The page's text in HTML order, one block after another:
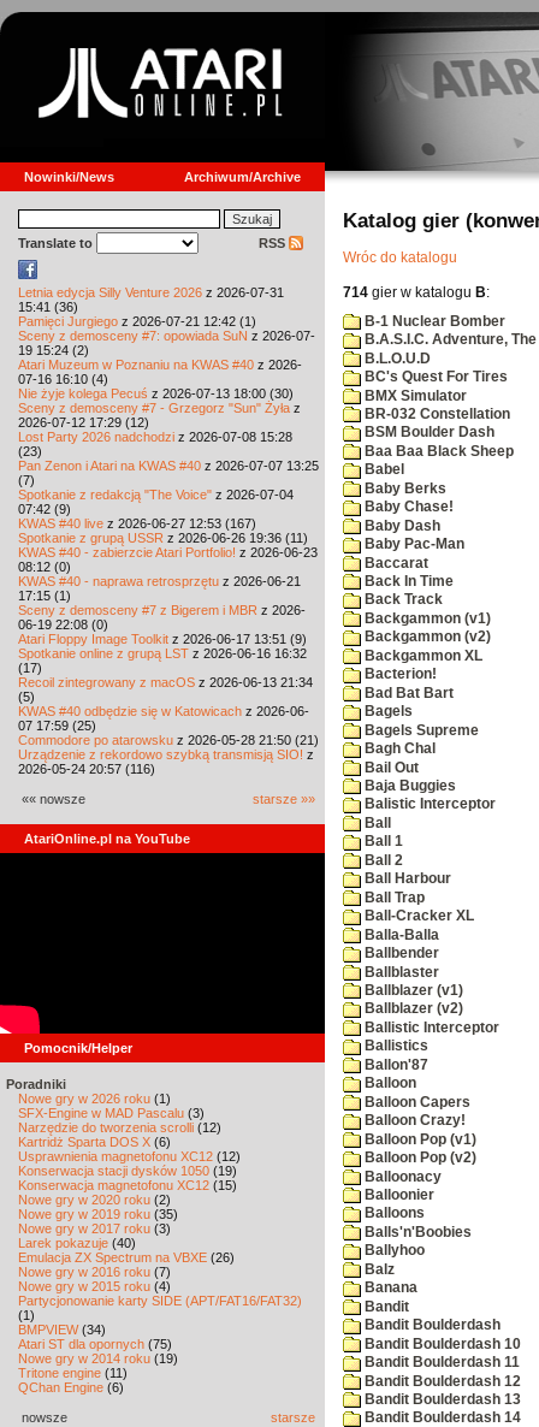
Nowinki/News Archiwum/Archive
Translate to RSS
Letnia edycja Silly Venture 2026 z 2026-07-31
15:41 (36)
Pamięci Jurgiego z 2026-07-21 12:42 (1)
Sceny z demosceny #7: opowiada SuN z 2026-07-
19 15:24 (2)
Atari Muzeum w Poznaniu na KWAS #40 z 2026-
07-16 16:10 (4)
Nie żyje kolega Pecuś z 2026-07-13 18:00 (30)
Sceny z demosceny #7 - Grzegorz "Sun" Żyła z
2026-07-12 17:29 (12)
Lost Party 2026 nadchodzi z 2026-07-08 15:28
(23)
Pan Zenon i Atari na KWAS #40 z 2026-07-07 13:25
(7)
Spotkanie z redakcją "The Voice" z 2026-07-04
07:42 (9)
KWAS #40 live z 2026-06-27 12:53 (167)
Spotkanie z grupą USSR z 2026-06-26 19:36 (11)
KWAS #40 - zabierzcie Atari Portfolio! z 2026-06-23
08:12 (0)
KWAS #40 - naprawa retrosprzętu z 2026-06-21
17:15 (1)
Sceny z demosceny #7 z Bigerem i MBR z 2026-
06-19 22:08 (0)
Atari Floppy Image Toolkit z 2026-06-17 13:51 (9)
Spotkanie online z grupą LST z 2026-06-16 16:32
(17)
Recoil zintegrowany z macOS z 2026-06-13 21:34
(5)
KWAS #40 odbędzie się w Katowicach z 2026-06-
07 17:59 (25)
Commodore po atarowsku z 2026-05-28 21:50 (21)
Urządzenie z rekordowo szybką transmisją SIO! z
2026-05-24 20:57 (116)
«« nowsze starsze »»
AtariOnline.pl na YouTube
Pomocnik/Helper
Poradniki
Nowe gry w 2026 roku (1)
SFX-Engine w MAD Pascalu (3)
Narzędzie do tworzenia scrolli (12)
Kartridż Sparta DOS X (6)
Usprawnienia magnetofonu XC12 (12)
Konserwacja stacji dysków 1050 (19)
Konserwacja magnetofonu XC12 (15)
Nowe gry w 2020 roku (2)
Nowe gry w 2019 roku (35)
Nowe gry w 2017 roku (3)
Larek pokazuje (40)
Emulacja ZX Spectrum na VBXE (26)
Nowe gry w 2016 roku (7)
Nowe gry w 2015 roku (4)
Partycjonowanie karty SIDE (APT/FAT16/FAT32)
(1)
BMPVIEW(34)
Atari ST dla opornych (75)
Nowe gry w 2014 roku (19)
Tritone engine (11)
QChan Engine (6)
nowsze starsze
Katalog gier
Wróc do katalogu
714 gier w katalogu B:
B-1 Nuclear Bomber
B.A.S.I.C. Adventure, The
B.L.O.U.D
BC's Quest For Tires
BMX Simulator
BR-032 Constellation
BSM Boulder Dash
Baa Baa Black Sheep
Babel
Baby Berks
Baby Chase!
Baby Dash
Baby Pac-Man
Baccarat
Back In Time
Back Track
Backgammon (v1)
Backgammon (v2)
Backgammon XL
Bacterion!
Bad Bat Bart
Bagels
Bagels Supreme
Bagh Chal
Bail Out
Baja Buggies
Balistic Interceptor
Ball
Ball 1
Ball 2
Ball Harbour
Ball Trap
Ball-Cracker XL
Balla-Balla
Ballbender
Ballblaster
Ballblazer (v1)
Ballblazer (v2)
Ballistic Interceptor
Ballistics
Ballon'87
Balloon
Balloon Capers
Balloon Crazy!
Balloon Pop (v1)
Balloon Pop (v2)
Balloonacy
Balloonier
Balloons
Balls'n'Boobies
Ballyhoo
Balz
Banana
Bandit
Bandit Boulderdash
Bandit Boulderdash 10
Bandit Boulderdash 11
Bandit Boulderdash 12
Bandit Boulderdash 13
Bandit Boulderdash 14